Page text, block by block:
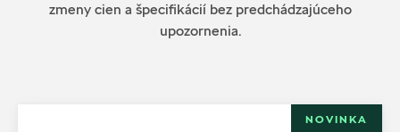
zmeny cien a špecifikácií bez predchádzajúceho
upozornenia.
NOVINKA